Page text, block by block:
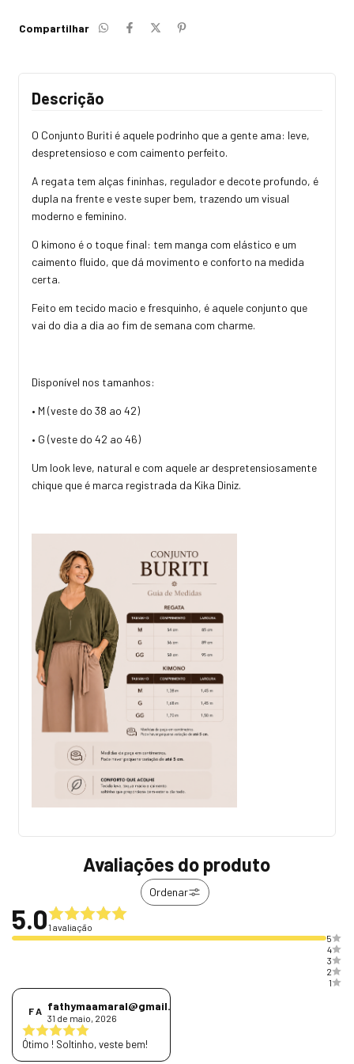
Compartilhar
Descrição
O Conjunto Buriti é aquele podrinho que a gente ama: leve,
despretensioso e com caimento perfeito.
A regata tem alças fininhas, regulador e decote profundo, é
dupla na frente e veste super bem, trazendo um visual
moderno e feminino.
O kimono é o toque final: tem manga com elástico e um
caimento fluido, que dá movimento e conforto na medida
certa.
Feito em tecido macio e fresquinho, é aquele conjunto que
vai do dia a dia ao fim de semana com charme.
Disponível nos tamanhos:
• M (veste do 38 ao 42)
• G (veste do 42 ao 46)
Um look leve, natural e com aquele ar despretensiosamente
chique que é marca registrada da Kika Diniz.
Avaliações do produto
Ordenar
5.01 avaliação
5
4
3
2
1
F A fathymaamaral@gmail.com
31 de maio, 2026
Ótimo ! Soltinho, veste bem!